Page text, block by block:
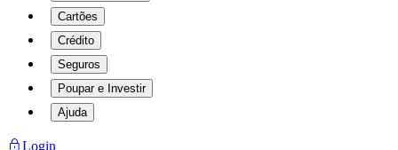
Cartões
Crédito
Seguros
Poupar e Investir
Ajuda
Login